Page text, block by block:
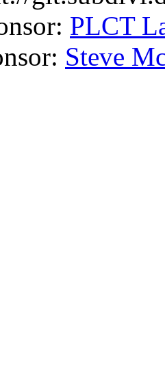
PLCT
Steve